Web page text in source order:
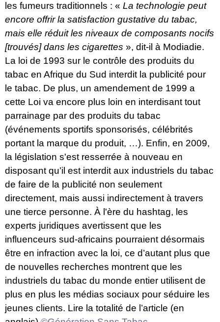
les fumeurs traditionnels : « La technologie peut
encore offrir la satisfaction gustative du tabac,
mais elle réduit les niveaux de composants nocifs
[trouvés] dans les cigarettes », dit-il à Modiadie.
La loi de 1993 sur le contrôle des produits du
tabac en Afrique du Sud interdit la publicité pour
le tabac. De plus, un amendement de 1999 a
cette Loi va encore plus loin en interdisant tout
parrainage par des produits du tabac
(événements sportifs sponsorisés, célébrités
portant la marque du produit, …). Enfin, en 2009,
la législation s'est resserrée à nouveau en
disposant qu’il est interdit aux industriels du tabac
de faire de la publicité non seulement
directement, mais aussi indirectement à travers
une tierce personne. À l'ère du hashtag, les
experts juridiques avertissent que les
influenceurs sud-africains pourraient désormais
être en infraction avec la loi, ce d’autant plus que
de nouvelles recherches montrent que les
industriels du tabac du monde entier utilisent de
plus en plus les médias sociaux pour séduire les
jeunes clients. Lire la totalité de l’article (en